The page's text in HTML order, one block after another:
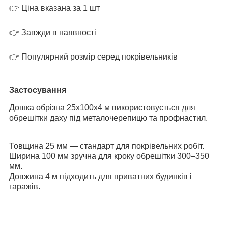
👉 Ціна вказана за 1 шт
👉 Завжди в наявності
👉 Популярний розмір серед покрівельників
Застосування
Дошка обрізна 25х100х4 м використовується для
обрешітки даху під металочерепицю та профнастил.
Товщина 25 мм — стандарт для покрівельних робіт.
Ширина 100 мм зручна для кроку обрешітки 300–350
мм.
Довжина 4 м підходить для приватних будинків і
гаражів.